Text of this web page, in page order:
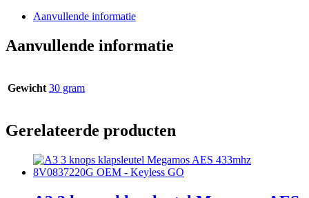
Aanvullende informatie
Aanvullende informatie
Gewicht 30 gram
Gerelateerde producten